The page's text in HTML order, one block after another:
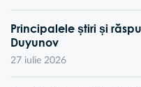
Principalele știri și
Duyunov
27 iulie 2026